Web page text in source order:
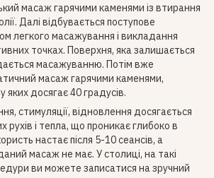
масаж гарячими каменями із втирання
Далі відбувається поступове
легкого масажування і викладання
точках. Поверхня, яка залишається
масажуванню. Потім вже
масаж гарячими каменями,
яких досягає 40 градусів.
стимуляції, відновлення досягається
рухів і тепла, що проникає глибоко в
настає після 5-10 сеансів, а
масаж не має. У столиці, на такі
ви можете записатися на зручний